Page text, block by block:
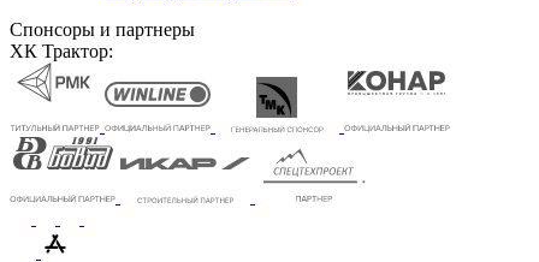
Спонсоры и партнеры
ХК Трактор: